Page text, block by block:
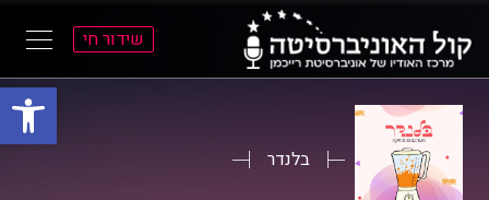
פתח
התפריט
התוכן
שידור חי
בלנדר